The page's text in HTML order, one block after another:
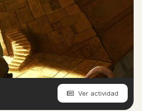
Ver actividad